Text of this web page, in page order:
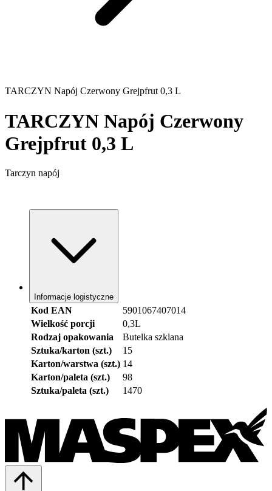
TARCZYN Napój Czerwony Grejpfrut 0,3 L
TARCZYN Napój Czerwony
Grejpfrut 0,3 L
Tarczyn napój
Informacje logistyczne
Kod EAN
5901067407014
Wielkość porcji
0,3L
Rodzaj opakowania
Butelka szklana
Sztuka/karton (szt.)
15
Karton/warstwa (szt.) 14
Karton/paleta (szt.)
98
Sztuka/paleta (szt.)
1470